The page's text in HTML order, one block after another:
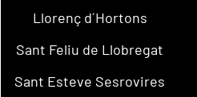
Llorenç d´Hortons
Sant Feliu de Llobregat
Sant Esteve Sesrovires